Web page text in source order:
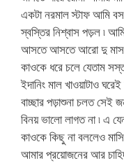
একটা নরমাল স্টাফ আমি
স্বস্তির নিশ্বাস পড়ল ৷
আসতে আসতে আরো দু মাস
কাওকে ধরে চলে যেতাম
ইদানিং মাল খাওয়াটাও
বাচ্ছার পড়াশুনা চলত সেই
বিনয় ভালো লাগত না ৷ এ
কাওকে কিছু না বললেও
আমার প্রয়োজনের আর